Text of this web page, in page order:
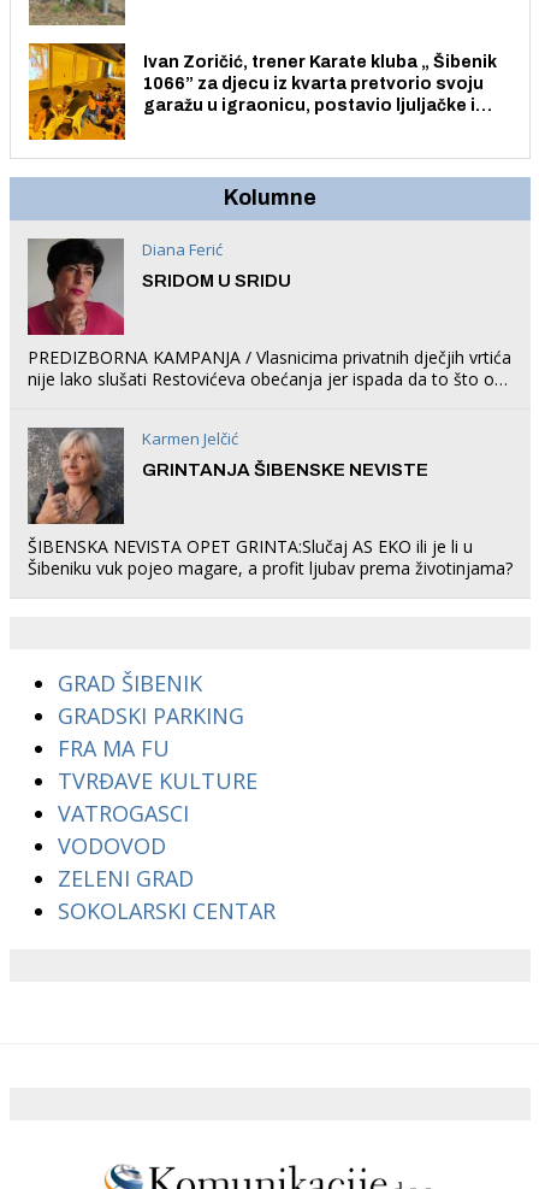
Ivan Zoričić, trener Karate kluba „ Šibenik
1066” za djecu iz kvarta pretvorio svoju
garažu u igraonicu, postavio ljuljačke i
Kolumne
Diana Ferić
SRIDOM U SRIDU
PREDIZBORNA KAMPANJA / Vlasnicima privatnih dječjih vrtića
nije lako slušati Restovićeva obećanja jer ispada da to što oni
Karmen Jelčić
GRINTANJA ŠIBENSKE NEVISTE
ŠIBENSKA NEVISTA OPET GRINTA:Slučaj AS EKO ili je li u
Šibeniku vuk pojeo magare, a profit ljubav prema životinjama?
GRAD ŠIBENIK
GRADSKI PARKING
FRA MA FU
TVRĐAVE KULTURE
VATROGASCI
VODOVOD
ZELENI GRAD
SOKOLARSKI CENTAR